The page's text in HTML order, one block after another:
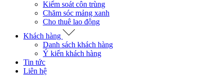
Kiểm soát côn trùng
Chăm sóc mảng xanh
Cho thuê lao động
Khách hàng
Danh sách khách hàng
Ý kiến khách hàng
Tin tức
Liên hệ